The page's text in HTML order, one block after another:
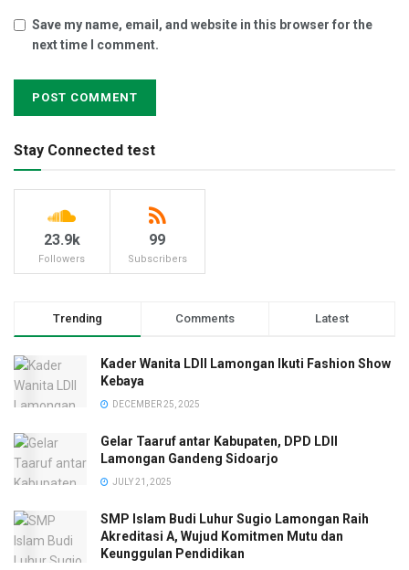
Save my name, email, and website in this browser for the
next time I comment.
Stay Connected test
23.9k
Followers
99
Subscribers
Trending Comments Latest
Kader Wanita LDII Lamongan Ikuti Fashion Show
Kebaya
DECEMBER 25, 2025
Gelar Taaruf antar Kabupaten, DPD LDII
Lamongan Gandeng Sidoarjo
JULY 21, 2025
SMP Islam Budi Luhur Sugio Lamongan Raih
Akreditasi A, Wujud Komitmen Mutu dan
Keunggulan Pendidikan